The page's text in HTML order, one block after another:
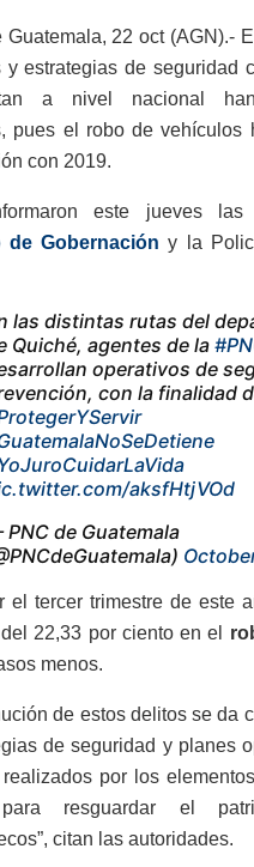
Guatemala, 22 oct (AGN).-
y estrategias de seguridad
a nivel nacional
pues el robo de vehículos
con 2019.
este jueves las
de Gobernación y la
las distintas rutas del
Quiché, agentes de la
operativos de
con la finalidad
aksfHtjVOd
de Guatemala
el tercer trimestre de este
22,33 por ciento en el
menos.
de estos delitos se da
de seguridad y planes
por los
resguardar el
citan las autoridades.